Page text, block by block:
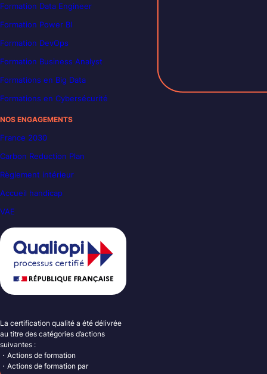
Formation Data Engineer
Formation Power BI
Formation DevOps
Formation Business Analyst
Formations en Big Data
Formations en Cybersécurité
NOS ENGAGEMENTS
France 2030
Carbon Reduction Plan
Règlement intérieur
Accueil handicap
VAE
La certification qualité a été délivrée
au titre des catégories d’actions
suivantes :
・Actions de formation
・Actions de formation par